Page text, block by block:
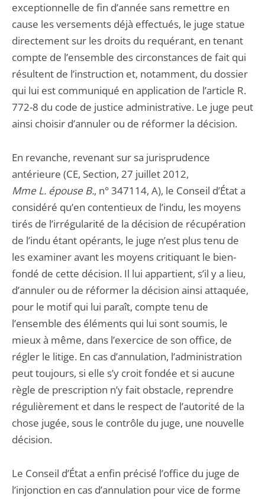
exceptionnelle de fin d’année sans remettre en
cause les versements déjà effectués, le juge statue
directement sur les droits du requérant, en tenant
compte de l’ensemble des circonstances de fait qui
résultent de l’instruction et, notamment, du dossier
qui lui est communiqué en application de l’article R.
772-8 du code de justice administrative. Le juge peut
ainsi choisir d’annuler ou de réformer la décision.
En revanche, revenant sur sa jurisprudence
antérieure (CE, Section, 27 juillet 2012,
Mme L. épouse B., n° 347114, A), le Conseil d’État a
considéré qu’en contentieux de l’indu, les moyens
tirés de l’irrégularité de la décision de récupération
de l’indu étant opérants, le juge n’est plus tenu de
les examiner avant les moyens critiquant le bien-
fondé de cette décision. Il lui appartient, s’il y a lieu,
d’annuler ou de réformer la décision ainsi attaquée,
pour le motif qui lui paraît, compte tenu de
l’ensemble des éléments qui lui sont soumis, le
mieux à même, dans l’exercice de son office, de
régler le litige. En cas d’annulation, l’administration
peut toujours, si elle s’y croit fondée et si aucune
règle de prescription n’y fait obstacle, reprendre
régulièrement et dans le respect de l’autorité de la
chose jugée, sous le contrôle du juge, une nouvelle
décision.
Le Conseil d’État a enfin précisé l’office du juge de
l’injonction en cas d’annulation pour vice de forme